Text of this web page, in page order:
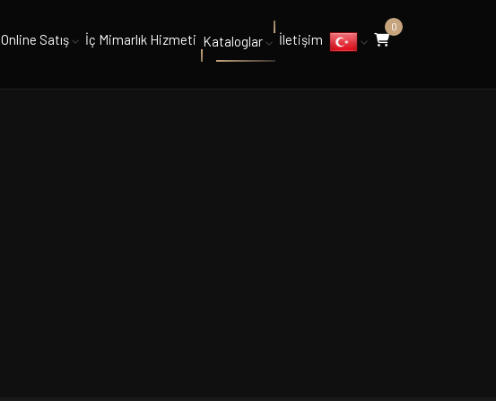
Online Satış İç Mimarlık Hizmeti Kataloglar İletişim
0